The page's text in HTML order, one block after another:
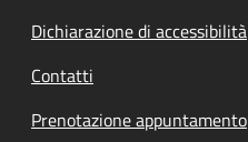
Dichiarazione di accessibilità
Contatti
Prenotazione appuntamento